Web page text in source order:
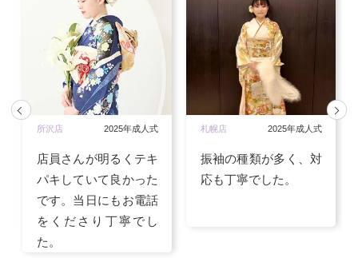
所沢店 2025年成人式
店員さんが明るくテキ
パキしていて良かった
です。当日にもお電話
をくださり丁寧でし
た。
札幌店 2025年成人式
振袖の種類が多く、対
応も丁寧でした。